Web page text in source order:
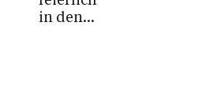
in den...